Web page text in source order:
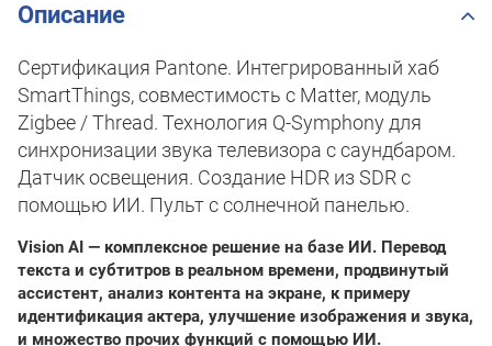
Описание
Сертификация Pantone. Интегрированный хаб
SmartThings, совместимость с Matter, модуль
Zigbee / Thread. Технология Q-Symphony для
синхронизации звука телевизора с саундбаром.
Датчик освещения. Cоздание HDR из SDR с
помощью ИИ. Пульт с солнечной панелью.
Vision AI — комплексное решение на базе ИИ. Перевод
текста и субтитров в реальном времени, продвинутый
ассистент, анализ контента на экране, к примеру
идентификация актера, улучшение изображения и звука,
и множество прочих функций с помощью ИИ.